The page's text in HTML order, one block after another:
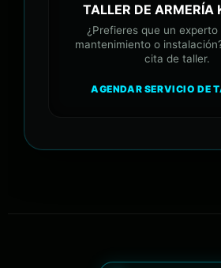
TALLER DE ARMERÍA
¿Prefieres que un experto
mantenimiento o
cita de taller.
AGENDAR SERVICIO DE